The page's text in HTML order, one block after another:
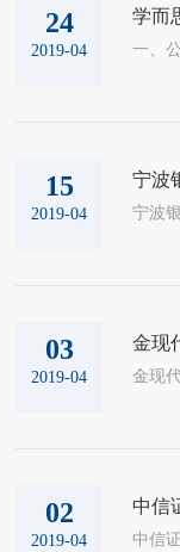
24
2019-04
学而
15
2019-04
宁波
03
2019-04
金现
02
2019-04
中信